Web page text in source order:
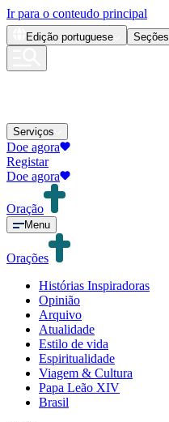
Ir para o conteudo principal
Edição portuguese Seções
Serviços
Doe agora
Registar
Doe agora
Oração
Menu
Orações
Histórias Inspiradoras
Opinião
Arquivo
Atualidade
Estilo de vida
Espiritualidade
Viagem & Cultura
Papa Leão XIV
Brasil